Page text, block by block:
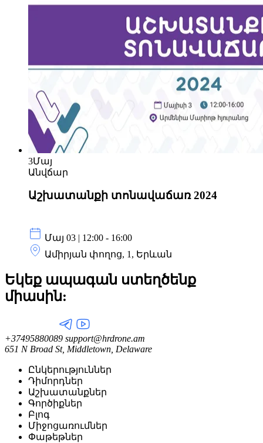
3Մայ
Անվճար
Աշխատանքի տոնավաճառ 2024
Մայ 03 | 12:00 - 16:00
Ամիրյան փողոց, 1, Երևան
Եկեք ապագան ստեղծենք
միասին:
+37495880089 support@hrdrone.am
651 N Broad St, Middletown, Delaware
Ընկերություններ
Դիմորդներ
Աշխատանքներ
Գործիքներ
Բլոգ
Միջոցառումներ
Փաթեթներ